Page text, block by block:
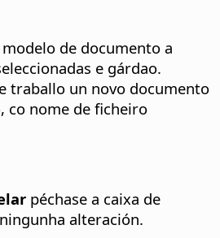
de documento a
e gárdao.
traballo un novo documento
co nome de ficheiro
péchase a caixa de
alteración.